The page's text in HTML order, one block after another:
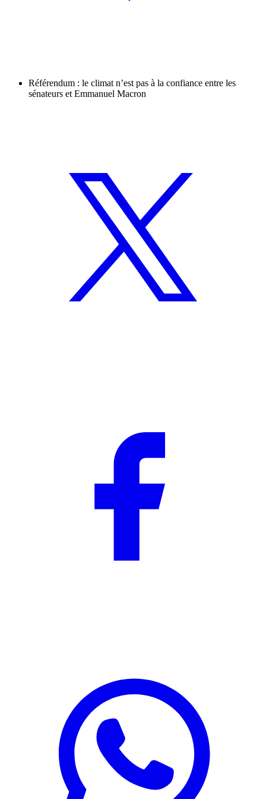
Référendum : le climat n’est pas à la confiance entre les
sénateurs et Emmanuel Macron